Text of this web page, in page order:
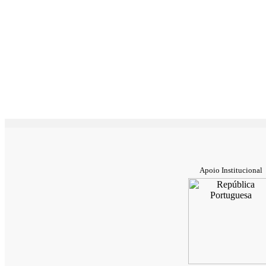
Apoio Institucional